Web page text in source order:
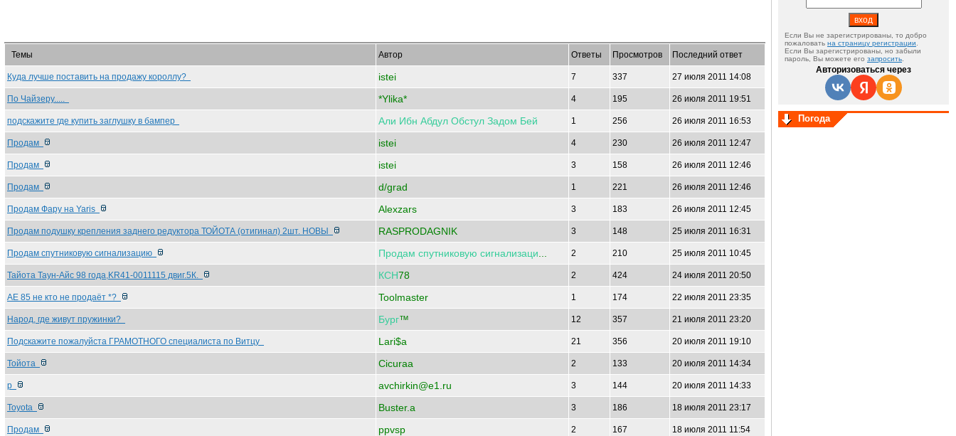
Темы Автор Ответы Просмотров Последний ответ
Куда лучше поставить на продажу короллу? istei 7 337 27 июля 2011 14:08
По Чайзеру..... *Ylika* 4 195 26 июля 2011 19:51
подскажите где купить заглушку в бампер Али Ибн Абдул Обстул Задом Бей 1 256 26 июля 2011 16:53
Продам istei 4 230 26 июля 2011 12:47
Продам istei 3 158 26 июля 2011 12:46
Продам d/grad 1 221 26 июля 2011 12:46
Продам Фару на Yaris Alexzars 3 183 26 июля 2011 12:45
Продам подушку крепления заднего редуктора ТОЙОТА (отигинал) 2шт. НОВЫ RASPRODAGNIK 3 148 25 июля 2011 16:31
Продам спутниковую сигнализацию Продам спутниковую сигнализаци 2 210 25 июля 2011 10:45
Тайота Таун-Айс 98 года,KR41-0011115 двиг.5К. КСН78 2 424 24 июля 2011 20:50
АЕ 85 не кто не продаёт *? Toolmaster 1 174 22 июля 2011 23:35
Народ, где живут пружинки? Бург™ 12 357 21 июля 2011 23:20
Подскажите пожалуйста ГРАМОТНОГО специалиста по Витцу Lari$a 21 356 20 июля 2011 19:10
Тойота Cicuraa 2 133 20 июля 2011 14:34
р avchirkin@e1.ru 3 144 20 июля 2011 14:33
Toyota Buster.a 3 186 18 июля 2011 23:17
Продам ppvsp 2 167 18 июля 2011 11:54
Если Вы не зарегистрированы, то добро
пожаловать на страницу регистрации
Если Вы зарегистрированы, но забыли
пароль, Вы можете его запросить
Авторизоваться через
Погода